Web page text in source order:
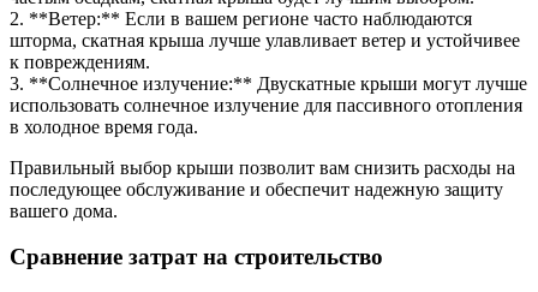
2. **Ветер:** Если в вашем регионе часто наблюдаются
шторма, скатная крыша лучше улавливает ветер и устойчивее
к повреждениям.
3. **Солнечное излучение:** Двускатные крыши могут лучше
использовать солнечное излучение для пассивного отопления
в холодное время года.
Правильный выбор крыши позволит вам снизить расходы на
последующее обслуживание и обеспечит надежную защиту
вашего дома.
Сравнение затрат на строительство